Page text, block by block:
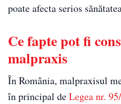
poate afecta serios
Ce fapte pot fi
malpraxis
În România, malpraxisul
în principal deLegea nr.